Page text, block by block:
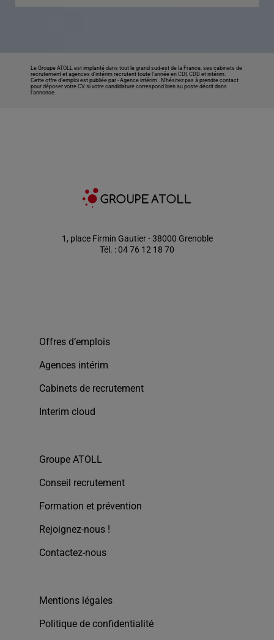
Le Groupe ATOLL est implanté dans tout le grand sud-est de la France, ses cabinets de
recrutement et agences d’intérim recrutent toute l’année en CDI, CDD et intérim.
Cette offre d’emploi est publiée par -Agence intérim . N’hésitez pas à prendre contact
pour déposer votre CV si votre candidature correspond bien au poste décrit dans
l'annonce.
1, place Firmin Gautier - 38000 Grenoble
Tél. : 04 76 12 18 70
Offres d’emplois
Agences intérim
Cabinets de recrutement
Interim cloud
Groupe ATOLL
Conseil recrutement
Formation et prévention
Rejoignez-nous !
Contactez-nous
Mentions légales
Politique de confidentialité